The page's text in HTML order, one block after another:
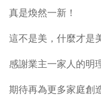
真是煥然一新！
這不是美，什麼才是
感謝業主一家人的明
期待再為更多家庭創